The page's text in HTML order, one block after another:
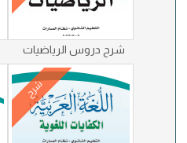
شرح دروس الرياضيات
شرح